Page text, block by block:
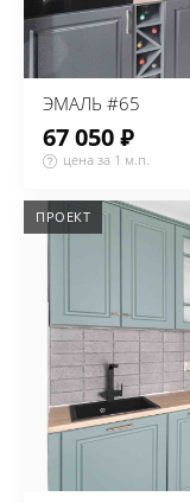
ЭМАЛЬ #65
67 050 ₽
цена за 1 м.п.
ПРОЕКТ